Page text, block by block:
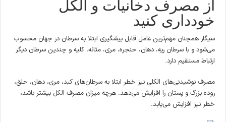
از مصرف دخانیات و الکل
خودداری کنید
سیگار همچنان مهم‌ترین عامل قابل پیشگیری ابتلا به سرطان در جهان محسوب
می‌شود و با سرطان ریه، دهان، حنجره، مری، مثانه، کلیه و چندین سرطان دیگر
ارتباط مستقیم دارد.
مصرف نوشیدنی‌های الکلی نیز خطر ابتلا به سرطان‌های کبد، مری، دهان، حلق،
روده بزرگ و پستان را افزایش می‌دهد. هرچه میزان مصرف الکل بیشتر باشد،
خطر نیز افزایش می‌یابد.